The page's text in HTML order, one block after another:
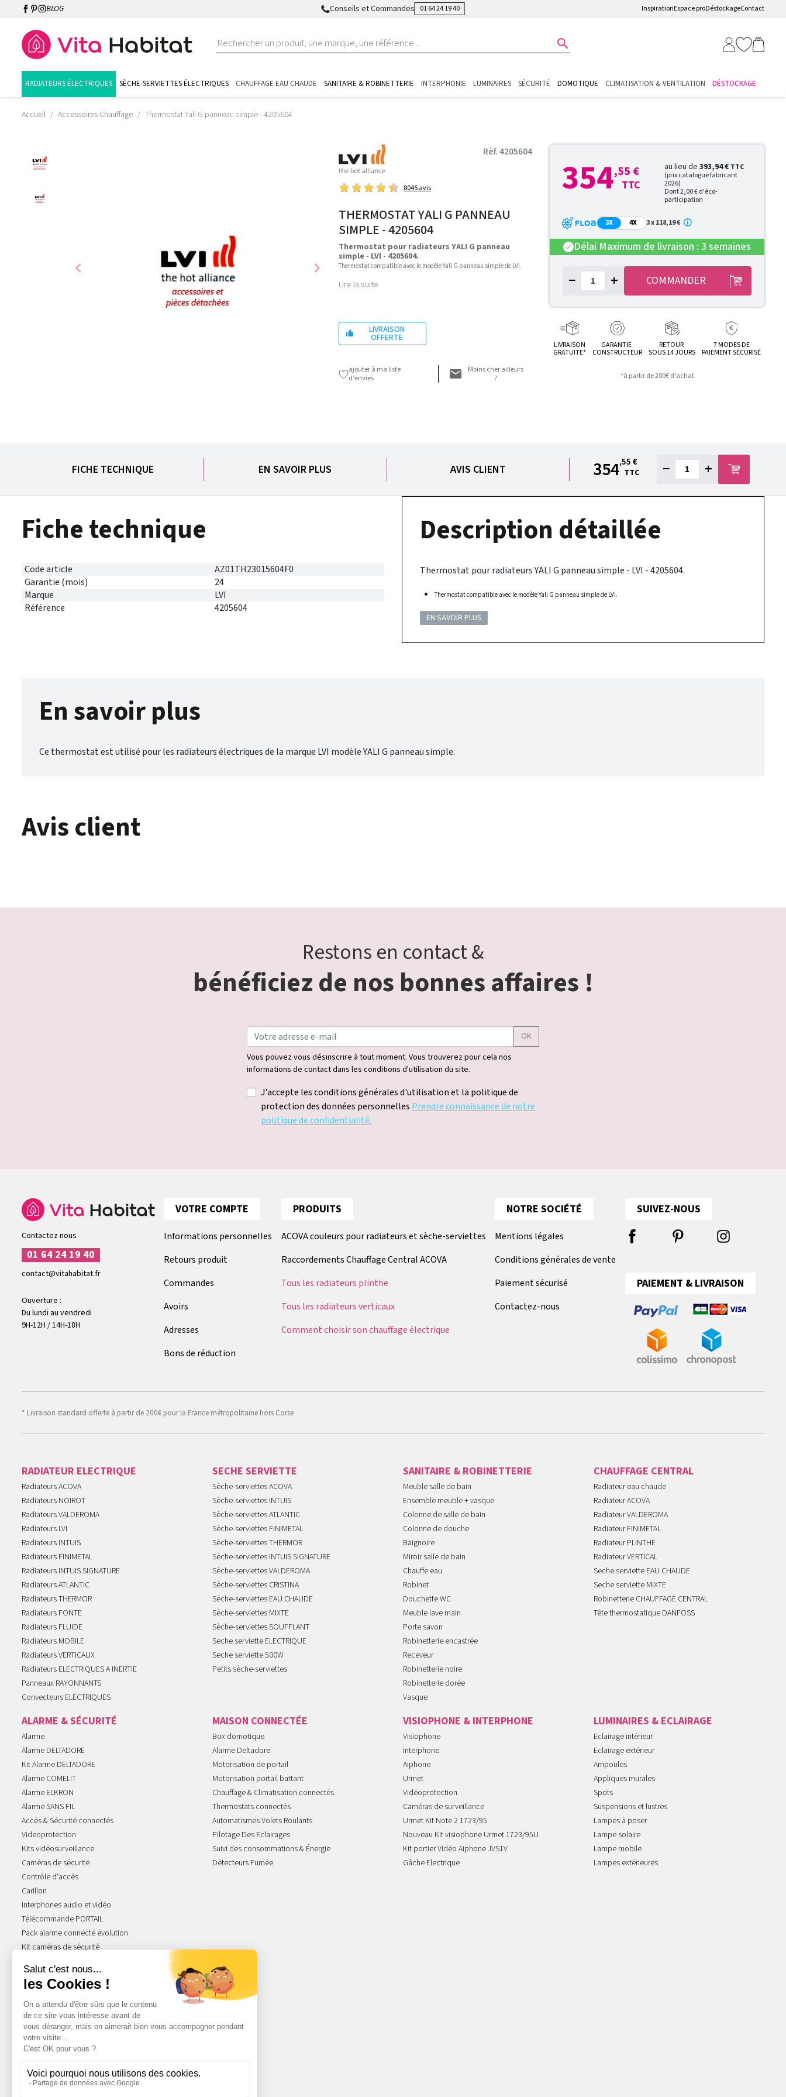
BLOG Conseils et Commandes 01 64 24 19 40 InspirationEspace proDéstockageContact

RADIATEURS ÉLECTRIQUES SÈCHE-SERVIETTES ÉLECTRIQUES CHAUFFAGE EAU CHAUDE SANITAIRE & ROBINETTERIE INTERPHONIE LUMINAIRES SÉCURITÉ DOMOTIQUE CLIMATISATION & VENTILATION DÉSTOCKAGE
Accueil Accessoires Chauffage Thermostat Yali G panneau simple - 4205604
chevron_left chevron_right
Rèf. 4205604
8045 avis
THERMOSTAT YALI G PANNEAU
SIMPLE - 4205604
Thermostat pour radiateurs YALI G panneau
simple - LVI - 4205604.
Thermostat compatible avec le modèle Yali G panneau simple de LVI.
Lire la suite
 LIVRAISON
OFFERTE
ajouter à ma liste
d’envies
Moins cher ailleurs
?
354,55 €
TTC
au lieu de 393,94 € TTC
(prix catalogue fabricant
2026)
Dont 2,00 € d'éco-
participation
3X 4X 3 x 118,19 €
check Délai Maximum de livraison : 3 semaines
− + COMMANDER
LIVRAISON
GRATUITE*
GARANTIE
CONSTRUCTEUR
RETOUR
SOUS 14 JOURS
7 MODES DE
PAIEMENT SÉCURISÉ
*à partir de 200€ d’achat
FICHE TECHNIQUE EN SAVOIR PLUS AVIS CLIENT 354,55 €
TTC
− +
Fiche technique
Code article
AZ01TH23015604F0
Garantie (mois)
24
Marque
LVI
Référence
4205604
Description détaillée
Thermostat pour radiateurs YALI G panneau simple - LVI - 4205604.
Thermostat compatible avec le modèle Yali G panneau simple de LVI.
EN SAVOIR PLUS
En savoir plus
Ce thermostat est utilisé pour les radiateurs électriques de la marque LVI modèle YALI G panneau simple.
Avis client
Restons en contact &
bénéficiez de nos bonnes affaires !
OK
Vous pouvez vous désinscrire à tout moment. Vous trouverez pour cela nos
informations de contact dans les conditions d'utilisation du site.
J'accepte les conditions générales d'utilisation et la politique de
protection des données personnelles Prendre connaissance de notre
politique de confidentialité.
Contactez nous
01 64 24 19 40
contact@vitahabitat.fr
Ouverture :
Du lundi au vendredi
9H-12H / 14H-18H
VOTRE COMPTE
Informations personnelles
Retours produit
Commandes
Avoirs
Adresses
Bons de réduction
PRODUITS
ACOVA couleurs pour radiateurs et sèche-serviettes
Raccordements Chauffage Central ACOVA
Tous les radiateurs plinthe
Tous les radiateurs verticaux
Comment choisir son chauffage électrique
NOTRE SOCIÉTÉ
Mentions légales
Conditions générales de vente
Paiement sécurisé
Contactez-nous
SUIVEZ-NOUS
PAIEMENT & LIVRAISON
* Livraison standard offerte à partir de 200€ pour la France métropolitaine hors Corse
RADIATEUR ELECTRIQUE
Radiateurs ACOVA
Radiateurs NOIROT
Radiateurs VALDEROMA
Radiateurs LVI
Radiateurs INTUIS
Radiateurs FINIMETAL
Radiateurs INTUIS SIGNATURE
Radiateurs ATLANTIC
Radiateurs THERMOR
Radiateurs FONTE
Radiateurs FLUIDE
Radiateurs MOBILE
Radiateurs VERTICAUX
Radiateurs ELECTRIQUES A INERTIE
Panneaux RAYONNANTS
Convecteurs ELECTRIQUES
SECHE SERVIETTE
Sèche-serviettes ACOVA
Sèche-serviettes INTUIS
Sèche-serviettes ATLANTIC
Sèche-serviettes FINIMETAL
Sèche-serviettes THERMOR
Sèche-serviettes INTUIS SIGNATURE
Sèche-serviettes VALDEROMA
Sèche-serviettes CRISTINA
Sèche-serviettes EAU CHAUDE
Sèche-serviettes MIXTE
Sèche-serviettes SOUFFLANT
Seche serviette ELECTRIQUE
Seche serviette 500W
Petits sèche-serviettes
SANITAIRE & ROBINETTERIE
Meuble salle de bain
Ensemble meuble + vasque
Colonne de salle de bain
Colonne de douche
Baignoire
Miroir salle de bain
Chauffe eau
Robinet
Douchette WC
Meuble lave main
Porte savon
Robinetterie encastrée
Receveur
Robinetterie noire
Robinetterie dorée
Vasque
CHAUFFAGE CENTRAL
Radiateur eau chaude
Radiateur ACOVA
Radiateur VALDEROMA
Radiateur FINIMETAL
Radiateur PLINTHE
Radiateur VERTICAL
Seche serviette EAU CHAUDE
Seche serviette MIXTE
Robinetterie CHAUFFAGE CENTRAL
Tête thermostatique DANFOSS
ALARME & SÉCURITÉ
Alarme
Alarme DELTADORE
Kit Alarme DELTADORE
Alarme COMELIT
Alarme ELKRON
Alarme SANS FIL
Accès & Sécurité connectés
Videoprotection
Kits vidéosurveillance
Caméras de sécurité
Contrôle d'accès
Carillon
Interphones audio et vidéo
Télécommande PORTAIL
Pack alarme connecté évolution
Kit caméras de sécurité
MAISON CONNECTÉE
Box domotique
Alarme Deltadore
Motorisation de portail
Motorisation portail battant
Chauffage & Climatisation connectés
Thermostats connectés
Automatismes Volets Roulants
Pilotage Des Eclairages
Suivi des consommations & Énergie
Détecteurs Fumée
VISIOPHONE & INTERPHONE
Visiophone
Interphone
Aiphone
Urmet
Vidéoprotection
Caméras de surveillance
Urmet Kit Note 2 1723/95
Nouveau Kit visiophone Urmet 1723/95U
Kit portier Vidéo Aiphone JVS1V
Gâche Electrique
LUMINAIRES & ECLAIRAGE
Eclairage intérieur
Eclairage extérieur
Ampoules
Appliques murales
Spots
Suspensions et lustres
Lampes à poser
Lampe solaire
Lampe mobile
Lampes extérieures
NOS GAMMES STARS
Acova Atoll
Acova Fassane
Radiateur Atlantic
Radiateur Thermor
Ariston Chauffe-eau
Radiateur Intuis Signature
Atlantic Divali